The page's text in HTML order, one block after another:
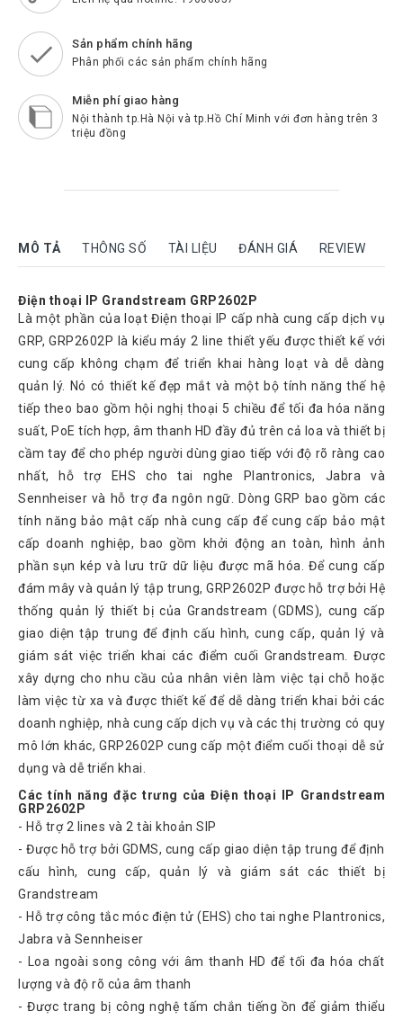
Cisco
Poly
Panasonic
New
Aver
Yeastar
Logitech
Plantronics
Headsets
Freemate
Headsets
Sennheiser
Headsets
Jabra
Phones
Polycom
Phones
AudioCodes
Phones
Fanvil
Phones
Avaya
Phones
Grandstream
Yealink
Góc
thuật
tức
Video
Sản phẩm chính hãng
Phân phối các sản phẩm chính hãng
Miễn phí giao hàng
Nội thành tp.Hà Nội và tp.Hồ Chí Minh với đơn hàng trên 3
triệu đồng
MÔ TẢ THÔNG SỐ TÀI LIỆU ĐÁNH GIÁ REVIEW
Điện thoại IP Grandstream GRP2602P
Là một phần của loạt Điện thoại IP cấp nhà cung cấp dịch vụ
GRP, GRP2602P là kiểu máy 2 line thiết yếu được thiết kế với
cung cấp không chạm để triển khai hàng loạt và dễ dàng
quản lý. Nó có thiết kế đẹp mắt và một bộ tính năng thế hệ
tiếp theo bao gồm hội nghị thoại 5 chiều để tối đa hóa năng
suất, PoE tích hợp, âm thanh HD đầy đủ trên cả loa và thiết bị
cầm tay để cho phép người dùng giao tiếp với độ rõ ràng cao
nhất, hỗ trợ EHS cho tai nghe Plantronics, Jabra và
Sennheiser và hỗ trợ đa ngôn ngữ. Dòng GRP bao gồm các
tính năng bảo mật cấp nhà cung cấp để cung cấp bảo mật
cấp doanh nghiệp, bao gồm khởi động an toàn, hình ảnh
phần sụn kép và lưu trữ dữ liệu được mã hóa. Để cung cấp
đám mây và quản lý tập trung, GRP2602P được hỗ trợ bởi Hệ
thống quản lý thiết bị của Grandstream (GDMS), cung cấp
giao diện tập trung để định cấu hình, cung cấp, quản lý và
giám sát việc triển khai các điểm cuối Grandstream. Được
xây dựng cho nhu cầu của nhân viên làm việc tại chỗ hoặc
làm việc từ xa và được thiết kế để dễ dàng triển khai bởi các
doanh nghiệp, nhà cung cấp dịch vụ và các thị trường có quy
mô lớn khác, GRP2602P cung cấp một điểm cuối thoại dễ sử
dụng và dễ triển khai.
Các tính năng đặc trưng của Điện thoại IP Grandstream
GRP2602P
- Hỗ trợ 2 lines và 2 tài khoản SIP
- Được hỗ trợ bởi GDMS, cung cấp giao diện tập trung để định
cấu hình, cung cấp, quản lý và giám sát các thiết bị
Grandstream
- Hỗ trợ công tắc móc điện tử (EHS) cho tai nghe Plantronics,
Jabra và Sennheiser
- Loa ngoài song công với âm thanh HD để tối đa hóa chất
lượng và độ rõ của âm thanh
- Được trang bị công nghệ tấm chắn tiếng ồn để giảm thiểu